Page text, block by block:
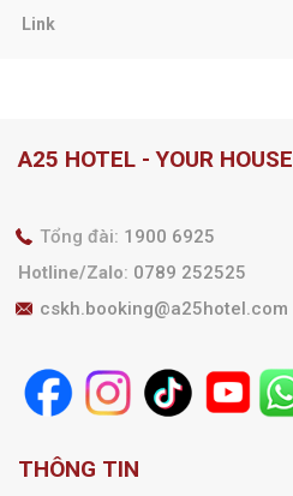
A25 HOTEL - YOUR HOUSE
Tổng đài: 1900 6925
Hotline/Zalo: 0789 252525
cskh.booking@a25hotel.com
THÔNG TIN